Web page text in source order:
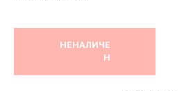
НЕНАЛИЧЕ
Н